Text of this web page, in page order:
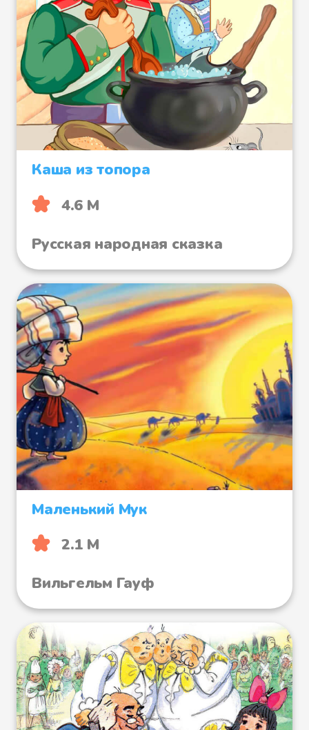
Каша из топора
4.6 М
Русская народная сказка
Маленький Мук
2.1 М
Вильгельм Гауф